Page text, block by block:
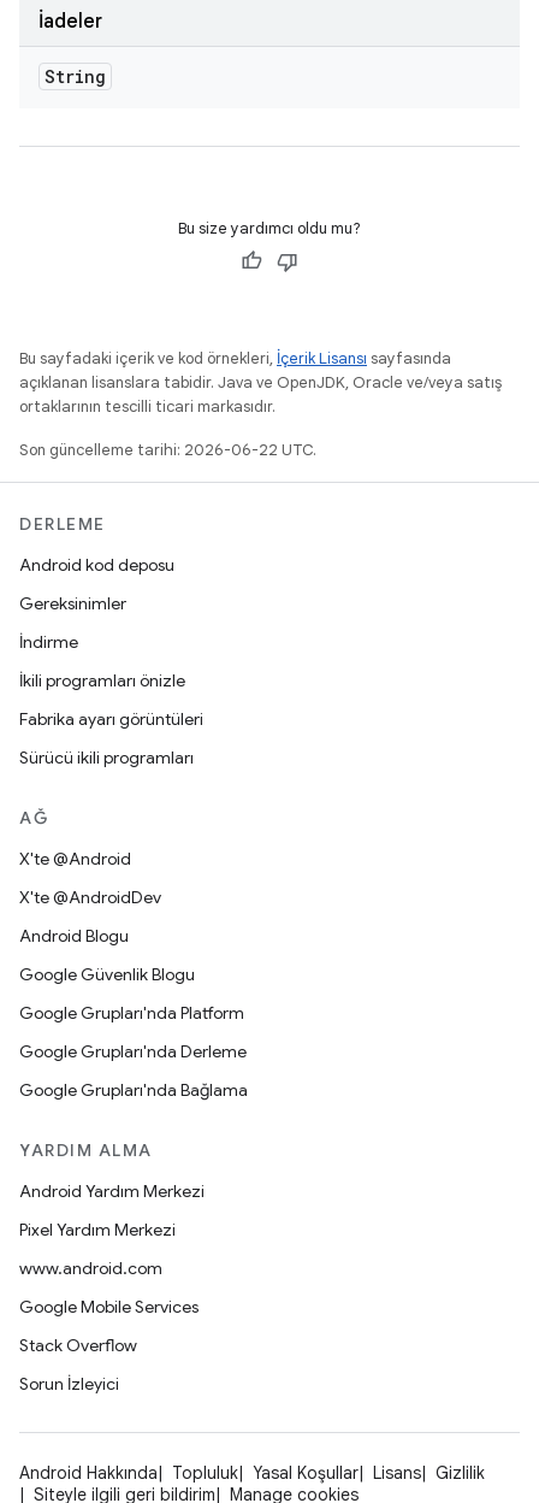
İadeler
String
Bu size yardımcı oldu mu?
Bu sayfadaki içerik ve kod örnekleri, İçerik Lisansı sayfasında
açıklanan lisanslara tabidir. Java ve OpenJDK, Oracle ve/veya satış
ortaklarının tescilli ticari markasıdır.
Son güncelleme tarihi: 2026-06-22 UTC.
DERLEME
Android kod deposu
Gereksinimler
İndirme
İkili programları önizle
Fabrika ayarı görüntüleri
Sürücü ikili programları
AĞ
X'te @Android
X'te @AndroidDev
Android Blogu
Google Güvenlik Blogu
Google Grupları'nda Platform
Google Grupları'nda Derleme
Google Grupları'nda Bağlama
YARDIM ALMA
Android Yardım Merkezi
Pixel Yardım Merkezi
www.android.com
Google Mobile Services
Stack Overflow
Sorun İzleyici
Android Hakkında Topluluk Yasal Koşullar Lisans
Gizlilik
Siteyle ilgili geri bildirim
Manage cookies